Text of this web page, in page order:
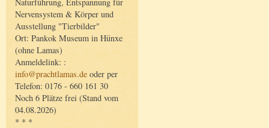
Nervensystem & Körper und
Ausstellung "Tierbilder"
Ort: Pankok Museum in Hünxe
(ohne Lamas)
Anmeldelink: :
info@prachtlamas.de oder per
Telefon: 0176 - 660 161 30
Noch 6 Plätze frei (Stand vom
04.08.2026)
* * *